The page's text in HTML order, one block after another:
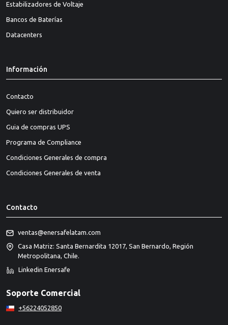
Estabilizadores de Voltaje
Bancos de Baterías
Datacenters
Información
Contacto
Quiero ser distribuidor
Guia de compras UPS
Programa de Compliance
Condiciones Generales de compra
Condiciones Generales de venta
Contacto
ventas@enersafelatam.com
Casa Matriz: Santa Bernardita 12017, San Bernardo, Región
Metropolitana, Chile.
Linkedin Enersafe
Soporte Comercial
+56224052850